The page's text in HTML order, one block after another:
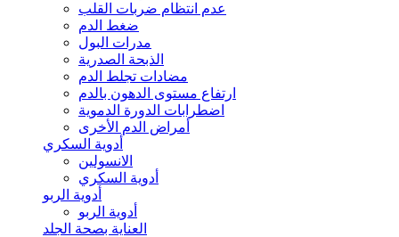
عدم انتظام ضربات القلب
ضغط الدم
مدرات البول
الذبحة الصدرية
مضادات تجلط الدم
ارتفاع مستوى الدهون بالدم
اضطرابات الدورة الدموية
أمراض الدم الأخرى
أدوية السكري
الانسولين
أدوية السكري
أدوية الربو
أدوية الربو
العناية بصحة الجلد